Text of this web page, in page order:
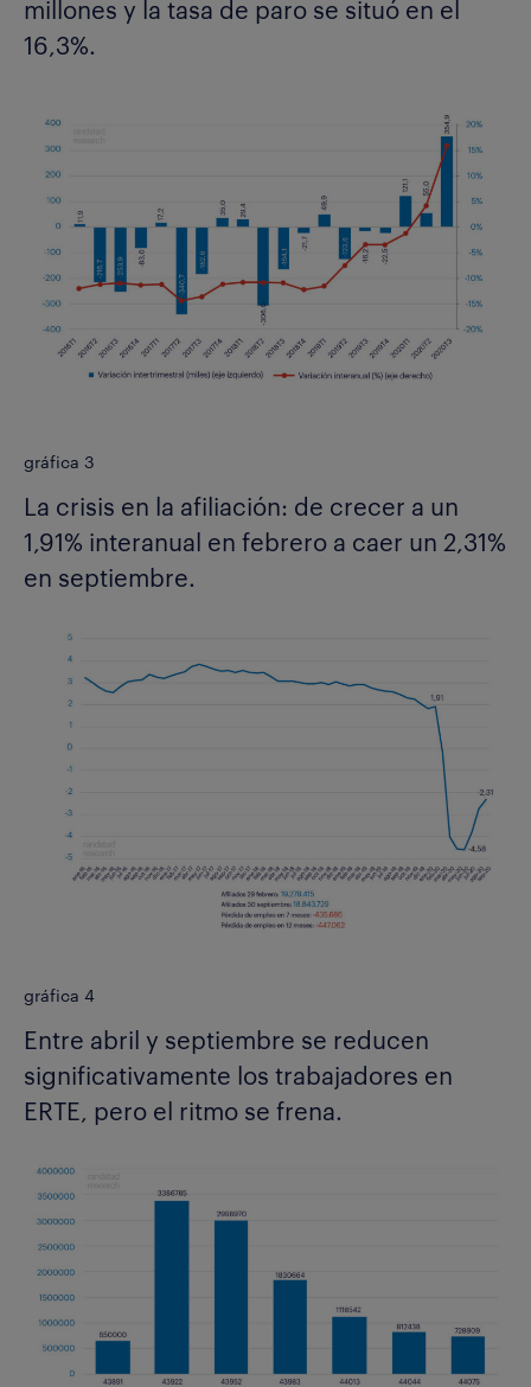
millones y la tasa de paro se situó en el
16,3%.
gráfica 3
La crisis en la afiliación: de crecer a un
1,91% interanual en febrero a caer un 2,31%
en septiembre.
gráfica 4
Entre abril y septiembre se reducen
significativamente los trabajadores en
ERTE, pero el ritmo se frena.